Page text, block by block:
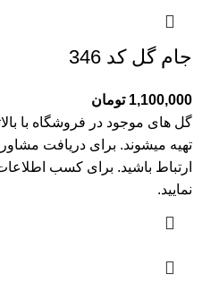
جام گل کد 346
1,100,000 تومان
گل های موجود در فروشگاه با
تهیه میشوند. برای دریافت
ارتباط باشید. برای کسب
نمایید.